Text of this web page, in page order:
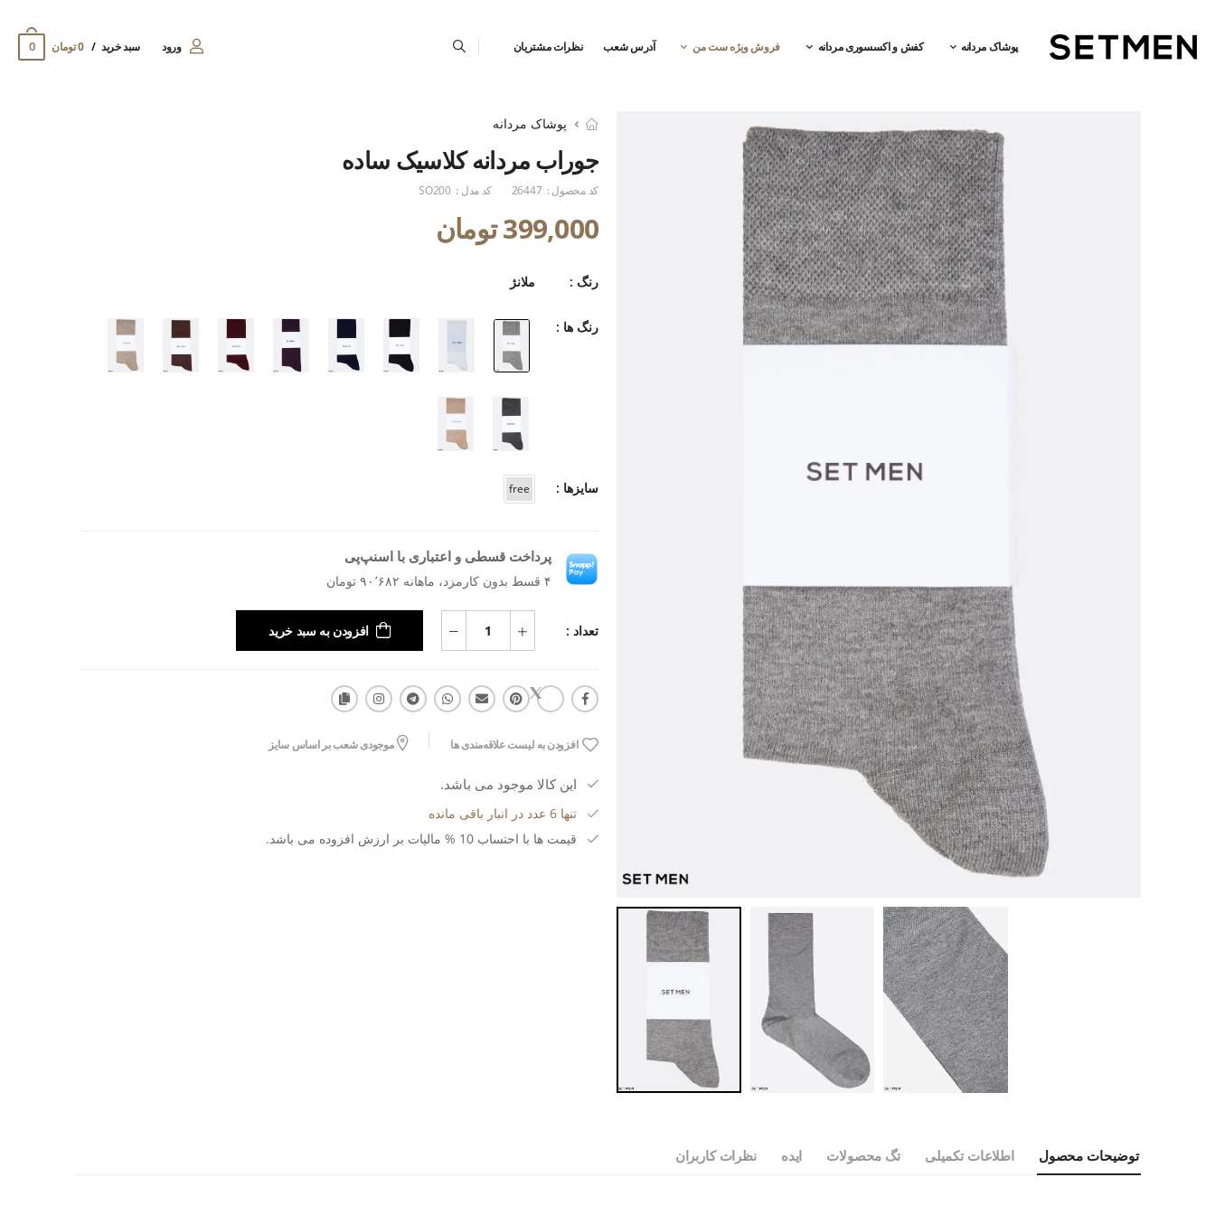
پوشاک مردانه کفش و اکسسوری مردانه فروش ویژه ست من آدرس شعب نظرات مشتریان ورود سبد خرید 0 تومان 0
پوشاک مردانه
جوراب مردانه کلاسیک ساده
کد محصول : 26447 کد مدل : SO200
399,000 تومان
رنگ : ملانژ
رنگ ها :
سایزها : free
پرداخت قسطی و اعتباری با اسنپ‌پی
۴ قسط بدون کارمزد، ماهانه ۹۰٬۶۸۲ تومان
تعداد : افزودن به سبد خرید
افزودن به لیست علاقه‌مندی ها موجودی شعب بر اساس سایز
این کالا موجود می باشد.
تنها 6 عدد در انبار باقی مانده
قیمت ها با احتساب 10 % مالیات بر ارزش افزوده می باشد.
توضیحات محصول اطلاعات تکمیلی تگ محصولات ایده نظرات کاربران